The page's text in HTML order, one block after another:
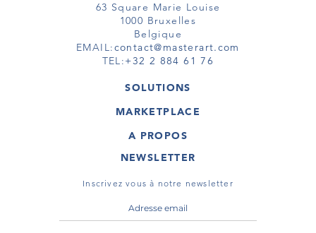
63 Square Marie Louise
1000 Bruxelles
Belgique
EMAIL:contact@masterart.com
TEL:+32 2 884 61 76
SOLUTIONS
GALERIE
ARTISTE
TOUR VIRTUEL
MARKETPLACE
OEUVRES D'ART
TOURS VIRTUELS
A PROPOS
MASTERART
CONDITIONS GÉNÉRALES
NEWSLETTER
Inscrivez vous à notre newsletter